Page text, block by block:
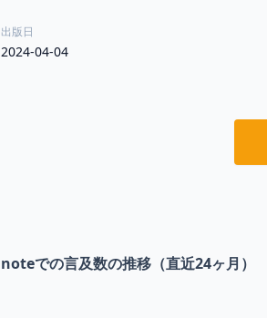
出版日
2024-04-04
noteでの言及数の推移（直近24ヶ月）